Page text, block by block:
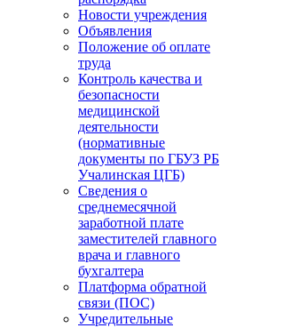
Новости учреждения
Объявления
Положение об оплате
труда
Контроль качества и
безопасности
медицинской
деятельности
(нормативные
документы по ГБУЗ РБ
Учалинская ЦГБ)
Сведения о
среднемесячной
заработной плате
заместителей главного
врача и главного
бухгалтера
Платформа обратной
связи (ПОС)
Учредительные